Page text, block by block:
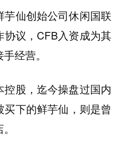
仙创始公司休闲国联
议，CFB入资成为其
经营。
股，迄今操盘过国内
下的鲜芋仙，则是曾